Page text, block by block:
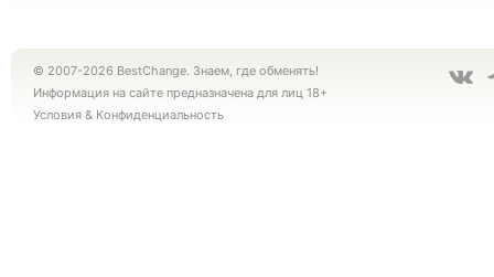
© 2007-2026 BestChange. Знаем, где обменять!
Информация на сайте предназначена для лиц 18+
Условия & Конфиденциальность